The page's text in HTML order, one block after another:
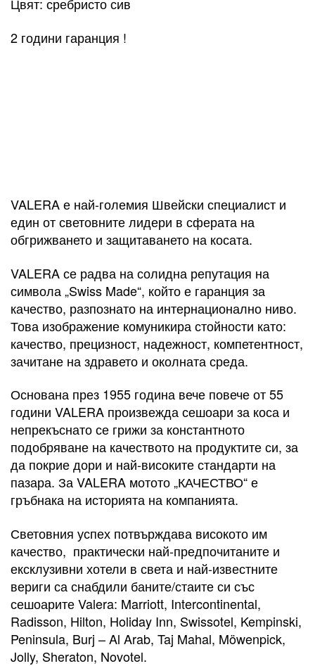
2 години гаранция !
VALERA е най-големия Швейски специалист и
един от световните лидери в сферата на
обгрижването и защитаването на косата.
VALERA се радва на солидна репутация на
символа „Swiss Made“, който е гаранция за
качество, разпознато на интернационално ниво.
Това изображение комуникира стойности като:
качество, прецизност, надежност, компетентност,
зачитане на здравето и околната среда.
Основана през 1955 година вече повече от 55
години VALERA произвежда сешоари за коса и
непрекъснато се грижи за константното
подобряване на качеството на продуктите си, за
да покрие дори и най-високите стандарти на
пазара. За VALERA мотото „КАЧЕСТВО“ е
гръбнака на историята на компанията.
Световния успех потвърждава високото им
качество, практически най-предпочитаните и
ексклузивни хотели в света и най-известните
вериги са снабдили баните/стаите си със
сешоарите Valera: Marriott, Intercontinental,
Radisson, Hilton, Holiday Inn, Swissotel, Kempinski,
Peninsula, Burj – Al Arab, Taj Mahal, Möwenpick,
Jolly, Sheraton, Novotel.